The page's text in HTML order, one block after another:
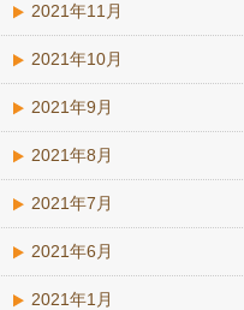
2021年11月
2021年10月
2021年9月
2021年8月
2021年7月
2021年6月
2021年1月